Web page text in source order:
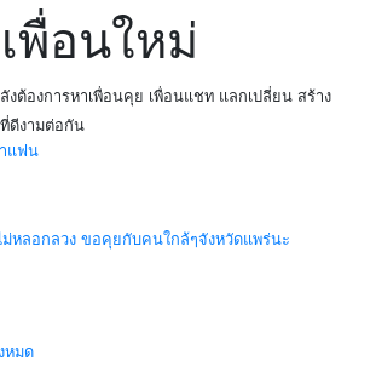
พื่อนใหม่
งต้องการหาเพื่อนคุย เพื่อนแชท แลกเปลี่ยน สร้าง
ดีงามต่อกัน
หลอกลวง ขอคุยกับคนใกล้ๆจังหวัดแพร่นะ